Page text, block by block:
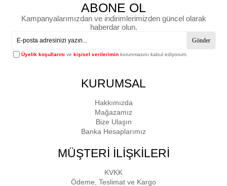
ABONE OL
Kampanyalarımızdan ve indirimlerimizden güncel olarak
haberdar olun.
Gönder
Üyelik koşullarını vekişisel verilerimin korunmasını kabul ediyorum.
KURUMSAL
Hakkımızda
Mağazamız
Bize Ulaşın
Banka Hesaplarımız
MÜŞTERİ İLİŞKİLERİ
KVKK
Ödeme, Teslimat ve Kargo